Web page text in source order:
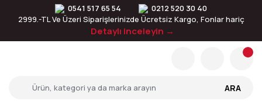
0541 517 65 54
0212 520 30 40
2999.-TL Ve Üzeri Siparişlerinizde Ücretsiz Kargo, Fonlar hariç
Detaylı inceleyin →
ARA